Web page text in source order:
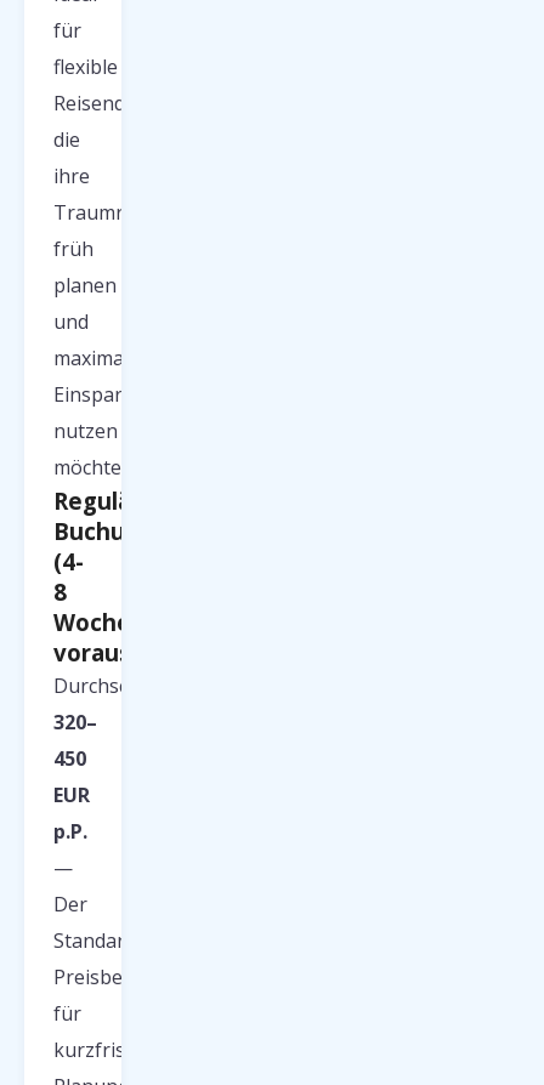
für
flexible
Reisende,
die
ihre
Traumreise
früh
planen
und
maximale
Einsparungen
nutzen
möchten.
Reguläre
Buchungen
(4-
8
Wochen
voraus)
Durchschnittlich
320–
450
EUR
p.P.
—
Der
Standard-
Preisbereich
für
kurzfristige